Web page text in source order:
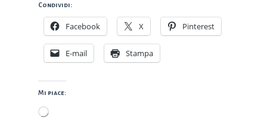
Condividi:
Facebook X Pinterest
E-mail Stampa
Mi piace:
Caricamento